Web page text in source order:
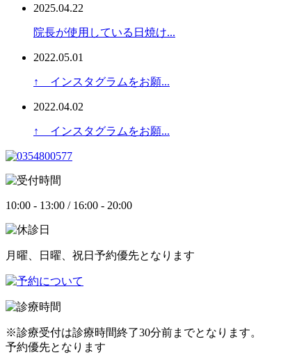
2025.04.22
院長が使用している日焼け...
2022.05.01
↑ インスタグラムをお願...
2022.04.02
↑ インスタグラムをお願...
10:00 - 13:00 / 16:00 - 20:00
月曜、日曜、祝日予約優先となります
※診療受付は診療時間終了30分前までとなります。
予約優先となります